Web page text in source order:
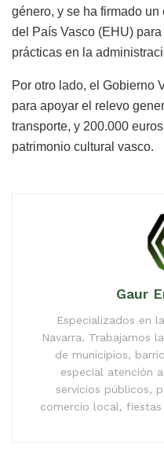
género, y se ha firmado
del País Vasco (EHU)
prácticas en la
Por otro lado, el Gobierno
para apoyar el relevo
transporte, y 200.000
patrimonio cultural vasco.
Gaur
Especializados en
Navarra. Trabajamos
de municipios,
especial atención
servicios públicos,
comercio local, fiestas